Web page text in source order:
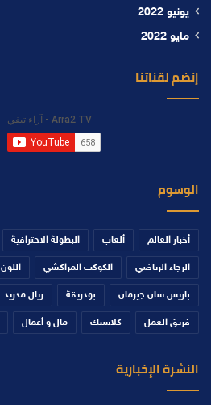
يونيو 2022
مايو 2022
إنضم لقناتنا
الوسوم
أخبار العالم ألعاب البطولة الاحترافية
الرجاء الرياضي الكوكب المراكشي اللون
باريس سان جيرمان بودريقة ريال مدريد
فريق العمل كلاسيك مال و أعمال
النشرة الإخبارية